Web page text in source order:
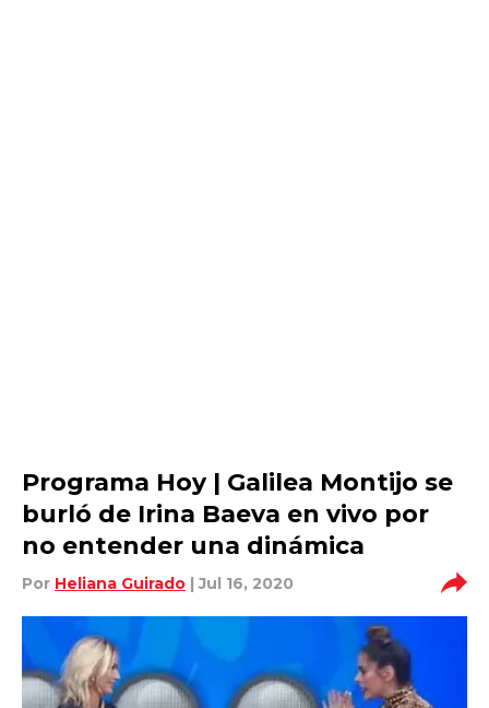
Programa Hoy | Galilea Montijo se
burló de Irina Baeva en vivo por
no entender una dinámica
Por Heliana Guirado | Jul 16, 2020